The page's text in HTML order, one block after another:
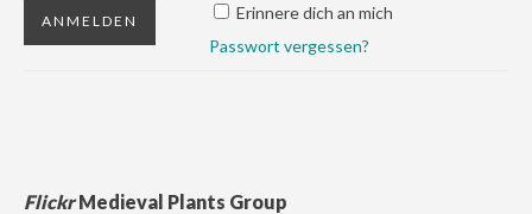
Erinnere dich an mich
Passwort vergessen?
FlickrMedieval Plants Group